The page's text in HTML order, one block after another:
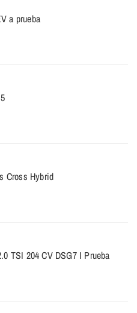
a prueba
Cross Hybrid
TSI 204 CV DSG7 I Prueba